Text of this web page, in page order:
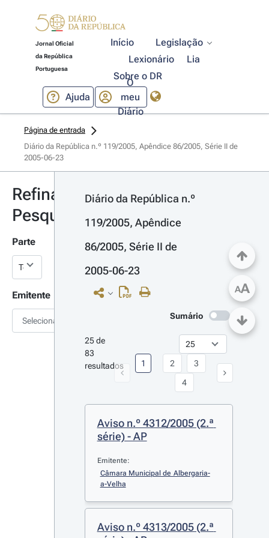
Jornal Oficial
da República
Portuguesa
Início
Legislação
Lexionário
Lia
Sobre o DR
Ajuda
O
meu
Diário
Página de entrada
Diário da República n.º 119/2005, Apêndice 86/2005, Série II de
2005-06-23
Refinar
Pesquisa
Parte
Emitente
Selecionar
Diário da República n.º
119/2005, Apêndice
86/2005, Série II de
2005-06-23
Sumário
25 de
83
resultados
1 2
3
4
Aviso n.º 4312/2005 (2.ª
série) - AP
Emitente:
Câmara Municipal de Albergaria-
a-Velha
Aviso n.º 4313/2005 (2.ª
AA